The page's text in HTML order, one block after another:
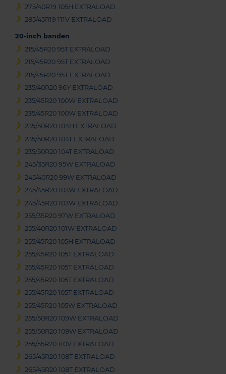
275/40R19 105H EXTRALOAD
285/45R19 111V EXTRALOAD
20-inch banden
215/45R20 95T EXTRALOAD
215/45R20 95T EXTRALOAD
215/45R20 95T EXTRALOAD
235/40R20 96Y EXTRALOAD
235/45R20 100W EXTRALOAD
235/45R20 100W EXTRALOAD
235/50R20 104H EXTRALOAD
235/50R20 104T EXTRALOAD
235/50R20 104T EXTRALOAD
245/35R20 95W EXTRALOAD
245/40R20 99W EXTRALOAD
245/45R20 103W EXTRALOAD
245/45R20 103W EXTRALOAD
255/35R20 97W EXTRALOAD
255/40R20 101W EXTRALOAD
255/45R20 105H EXTRALOAD
255/45R20 105T EXTRALOAD
255/45R20 105T EXTRALOAD
255/45R20 105T EXTRALOAD
255/45R20 105T EXTRALOAD
255/45R20 105W EXTRALOAD
255/50R20 109W EXTRALOAD
255/50R20 109W EXTRALOAD
255/55R20 110V EXTRALOAD
265/45R20 108T EXTRALOAD
265/45R20 108T EXTRALOAD